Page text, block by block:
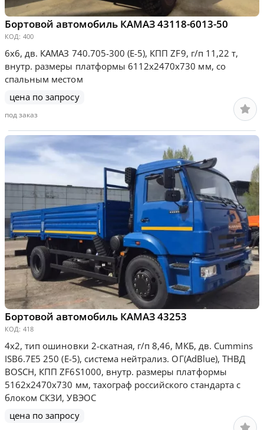
Бортовой автомобиль КАМАЗ 43118-6013-50
КОД: 400
6х6, дв. КАМАЗ 740.705-300 (Е-5), КПП ZF9, г/п 11,22 т,
внутр. размеры платформы 6112х2470х730 мм, со
спальным местом
цена по запросу
под заказ
Бортовой автомобиль КАМАЗ 43253
КОД: 418
4х2, тип ошиновки 2-скатная, г/п 8,46, МКБ, дв. Сummins
ISB6.7E5 250 (Е-5), система нейтрализ. ОГ(AdBlue), ТНВД
BOSCH, КПП ZF6S1000, внутр. размеры платформы
5162х2470х730 мм, тахограф российского стандарта с
блоком СКЗИ, УВЭОС
цена по запросу